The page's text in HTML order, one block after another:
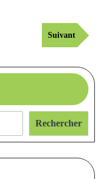
Article
suivant
Suivant
Rechercher